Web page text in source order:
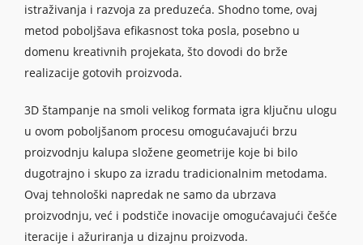
istraživanja i razvoja za preduzeća. Shodno tome, ovaj
metod poboljšava efikasnost toka posla, posebno u
domenu kreativnih projekata, što dovodi do brže
realizacije gotovih proizvoda.
3D štampanje na smoli velikog formata igra ključnu ulogu
u ovom poboljšanom procesu omogućavajući brzu
proizvodnju kalupa složene geometrije koje bi bilo
dugotrajno i skupo za izradu tradicionalnim metodama.
Ovaj tehnološki napredak ne samo da ubrzava
proizvodnju, već i podstiče inovacije omogućavajući češće
iteracije i ažuriranja u dizajnu proizvoda.